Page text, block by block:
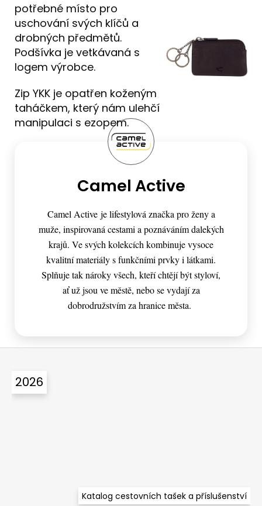
potřebné místo pro
uschování svých klíčů a
drobných předmětů.
Podšívka je vetkávaná s
logem výrobce.
Zip YKK je opatřen koženým
taháčkem, který nám ulehčí
manipulaci s ezopem.
Camel Active
Camel Active je lifestylová značka pro ženy a
muže, inspirovaná cestami a poznáváním dalekých
krajů. Ve svých kolekcích kombinuje vysoce
kvalitní materiály s funkčními prvky i látkami.
Splňuje tak nároky všech, kteří chtějí být styloví,
ať už jsou ve městě, nebo se vydají za
dobrodružstvím za hranice města.
Z
2026
Katalog cestovních tašek a příslušenství